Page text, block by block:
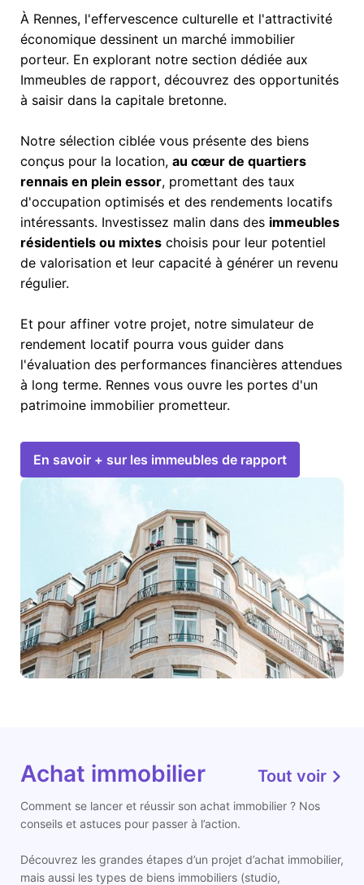
À Rennes, l'effervescence culturelle et l'attractivité
économique dessinent un marché immobilier
porteur. En explorant notre section dédiée aux
Immeubles de rapport, découvrez des opportunités
à saisir dans la capitale bretonne.
Notre sélection ciblée vous présente des biens
conçus pour la location, au cœur de quartiers
rennais en plein essor, promettant des taux
d'occupation optimisés et des rendements locatifs
intéressants. Investissez malin dans des immeubles
résidentiels ou mixtes choisis pour leur potentiel
de valorisation et leur capacité à générer un revenu
régulier.
Et pour affiner votre projet, notre simulateur de
rendement locatif pourra vous guider dans
l'évaluation des performances financières attendues
à long terme. Rennes vous ouvre les portes d'un
patrimoine immobilier prometteur.
En savoir + sur les immeubles de rapport
Achat immobilier Tout voir
Comment se lancer et réussir son achat immobilier ? Nos
conseils et astuces pour passer à l’action.
Découvrez les grandes étapes d’un projet d’achat immobilier,
mais aussi les types de biens immobiliers (studio,